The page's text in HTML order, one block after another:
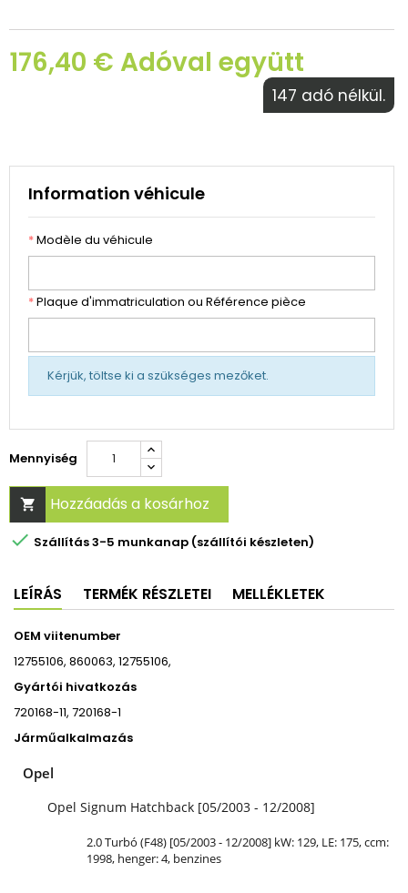
176,40 € Adóval együtt
147 adó nélkül.
Information véhicule
*Modèle du véhicule
*Plaque d'immatriculation ou Référence pièce
Kérjük, töltse ki a szükséges mezőket.
Mennyiség
 Hozzáadás a kosárhoz
 Szállítás 3-5 munkanap (szállítói készleten)
LEÍRÁS TERMÉK RÉSZLETEI MELLÉKLETEK
OEM viitenumber
12755106, 860063, 12755106,
Gyártói hivatkozás
720168-11, 720168-1
Járműalkalmazás
Opel
Opel Signum Hatchback [05/2003 - 12/2008]
2.0 Turbó (F48) [05/2003 - 12/2008] kW: 129, LE: 175, ccm:
1998, henger: 4, benzines